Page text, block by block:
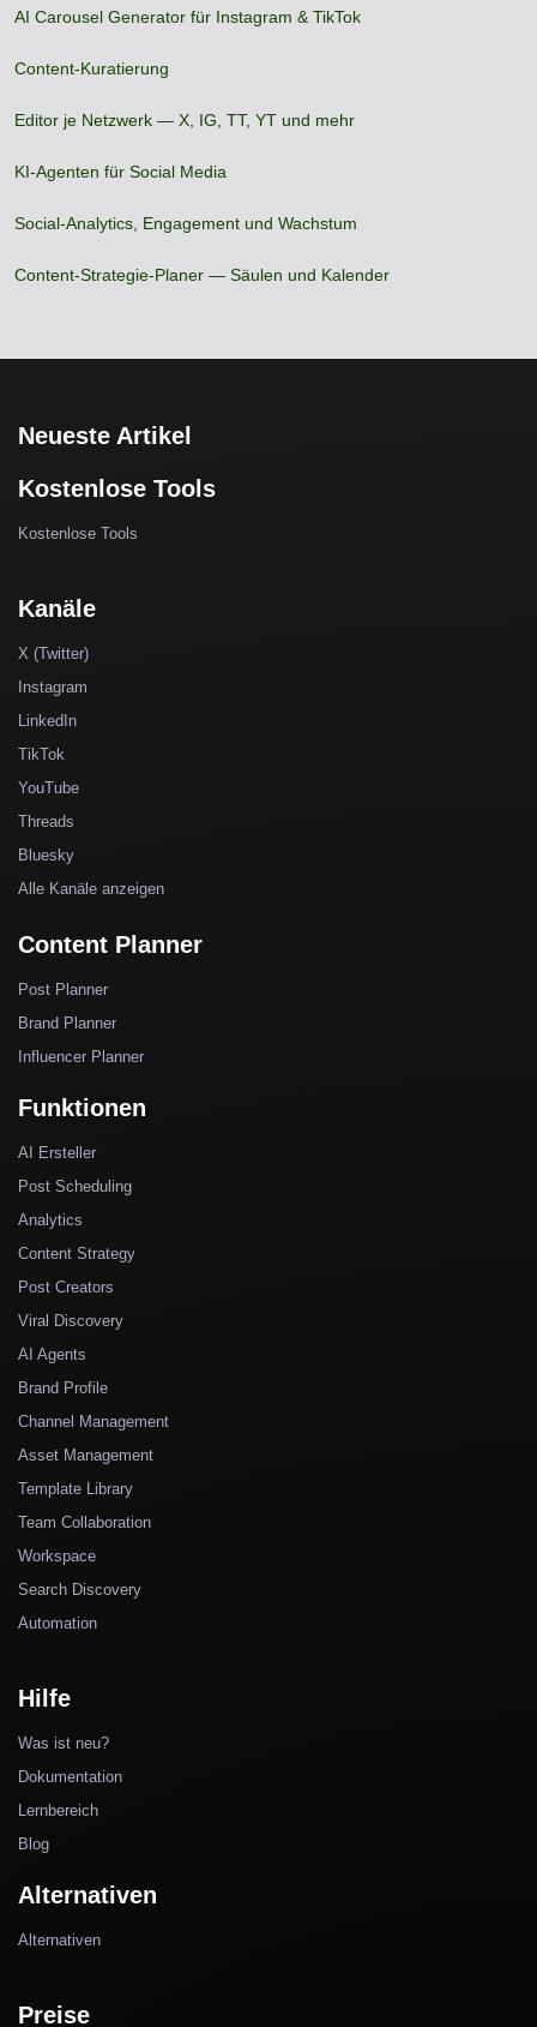
AI Carousel Generator für Instagram & TikTok
Content-Kuratierung
Editor je Netzwerk — X, IG, TT, YT und mehr
KI-Agenten für Social Media
Social-Analytics, Engagement und Wachstum
Content-Strategie-Planer — Säulen und Kalender
Neueste Artikel
Kostenlose Tools
Kostenlose Tools
Kanäle
X (Twitter)
Instagram
LinkedIn
TikTok
YouTube
Threads
Bluesky
Alle Kanäle anzeigen
Content Planner
Post Planner
Brand Planner
Influencer Planner
Funktionen
AI Ersteller
Post Scheduling
Analytics
Content Strategy
Post Creators
Viral Discovery
AI Agents
Brand Profile
Channel Management
Asset Management
Template Library
Team Collaboration
Workspace
Search Discovery
Automation
Hilfe
Was ist neu?
Dokumentation
Lernbereich
Blog
Alternativen
Alternativen
Preise